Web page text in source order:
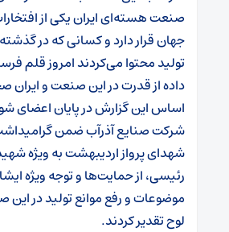
صنعت هسته‌ای ایران یکی از
جهان قرار دارد و کسانی که در
تولید محتوا می‌کردند امروز قلم
داده از قدرت در این صنعت و
اساس این گزارش در پایان اعضای
شرکت صنایع آذرآب ضمن
شهدای پرواز اردیبهشت به ویژه
رئیسی، از حمایت‌ها و توجه ویژه
موضوعات و رفع موانع‌ تولید در
لوح تقدیر کردند.